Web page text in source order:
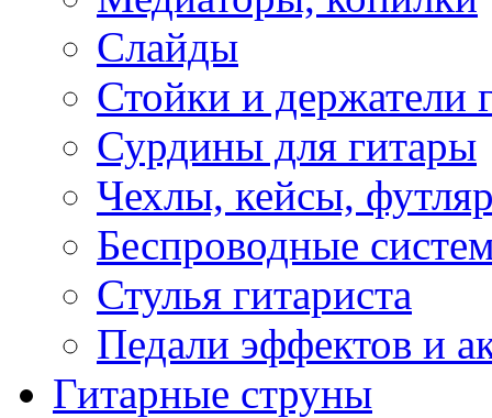
Слайды
Стойки и держатели
Сурдины для гитары
Чехлы, кейсы,
Беспроводные
Стулья гитариста
Педали эффектов и
Гитарные струны